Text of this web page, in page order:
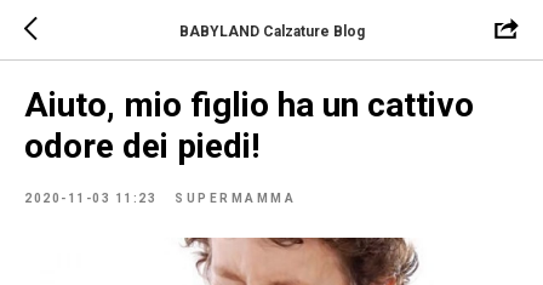
BABYLAND Calzature Blog
Aiuto, mio figlio ha un cattivo
odore dei piedi!
2020-11-03 11:23 SUPERMAMMA